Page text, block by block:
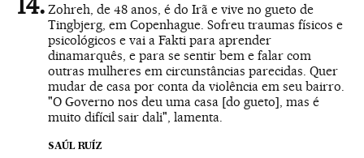
Zohreh, de 48 anos, é do Irã e vive no gueto de
Tingbjerg, em Copenhague. Sofreu traumas físicos e
psicológicos e vai a Fakti para aprender
dinamarquês, e para se sentir bem e falar com
outras mulheres em circunstâncias parecidas. Quer
mudar de casa por conta da violência em seu bairro.
"O Governo nos deu uma casa [do gueto], mas é
muito difícil sair dali", lamenta.
SAÚL RUÍZ